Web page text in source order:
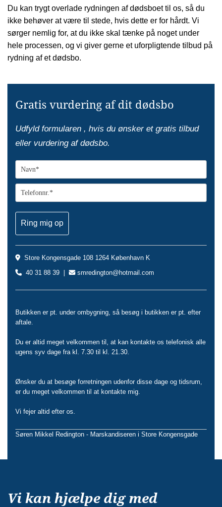
Du kan trygt overlade rydningen af dødsboet til os, så du
ikke behøver at være til stede, hvis dette er for hårdt. Vi
sørger nemlig for, at du ikke skal tænke på noget under
hele processen, og vi giver gerne et uforpligtende tilbud på
rydning af et dødsbo.
Gratis vurdering af dit dødsbo
Udfyld formularen , hvis du ønsker et gratis tilbud
eller vurdering af dødsbo.
 Store Kongensgade 108 1264 København K
 40 31 88 39 |  smredington@hotmail.com
Butikken er pt. under ombygning, så besøg i butikken er pt. efter
aftale.
Du er altid meget velkommen til, at kan kontakte os telefonisk alle
ugens syv dage fra kl. 7.30 til kl. 21.30.
Ønsker du at besøge forretningen udenfor disse dage og tidsrum,
er du meget velkommen til at kontakte mig.
Vi fejer altid efter os.
Søren Mikkel Redington - Marskandiseren i Store Kongensgade
Vi kan hjælpe dig med